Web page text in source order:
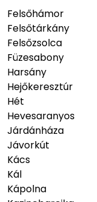
Felsőhámor
Felsőtárkány
Felsőzsolca
Füzesabony
Harsány
Hejőkeresztúr
Hét
Hevesaranyos
Járdánháza
Jávorkút
Kács
Kál
Kápolna